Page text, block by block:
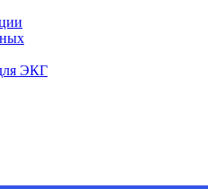
ЭКГ